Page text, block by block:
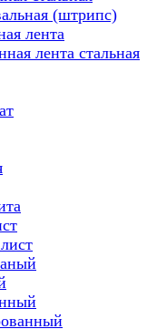
(штрипс)
лента
лента стальная